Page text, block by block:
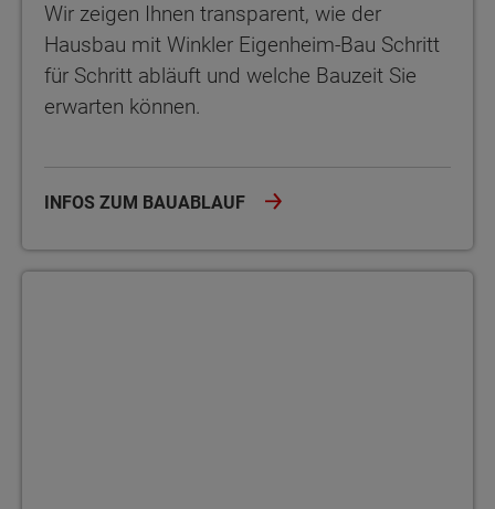
Wir zeigen Ihnen transparent, wie der
Hausbau mit Winkler Eigenheim-Bau Schritt
für Schritt abläuft und welche Bauzeit Sie
erwarten können.
INFOS ZUM BAUABLAUF